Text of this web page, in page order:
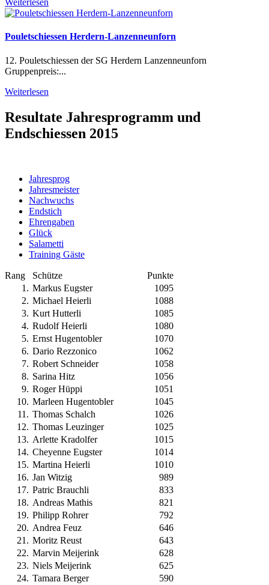
Weiterlesen
Pouletschiessen Herdern-Lanzenneunforn
12. Pouletschiessen der SG Herdern Lanzenneunforn
Gruppenpreis:...
Weiterlesen
Resultate Jahresprogramm und
Endschiessen 2015
Jahresprog
Jahresmeister
Nachwuchs
Endstich
Ehrengaben
Glück
Salametti
Training Gäste
Rang Schütze
Punkte
1. Markus Eugster
1095
2. Michael Heierli
1088
3. Kurt Hutterli
1085
4. Rudolf Heierli
1080
5. Ernst Hugentobler
1070
6. Dario Rezzonico
1062
7. Robert Schneider
1058
8. Sarina Hitz
1056
9. Roger Hüppi
1051
10. Marleen Hugentobler
1045
11. Thomas Schalch
1026
12. Thomas Leuzinger
1025
13. Arlette Kradolfer
1015
14. Cheyenne Eugster
1014
15. Martina Heierli
1010
16. Jan Witzig
989
17. Patric Brauchli
833
18. Andreas Mathis
821
19. Philipp Rohrer
792
20. Andrea Feuz
646
21. Moritz Reust
643
22. Marvin Meijerink
628
23. Niels Meijerink
625
24. Tamara Berger
590